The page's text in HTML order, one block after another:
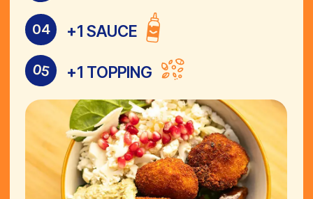
LIVRAISON
ON T’ATTEND
CHEZ EATSA
Lundi 11:00 - 21:30
Mardi 11:00 - 21:30
Jeudi 11:00 - 21:30
Vendredi 11:00 - 21:30
Samedi 11:30 - 21:30
Dimanche 18:30 - 21:30
VOIR LA CARTE